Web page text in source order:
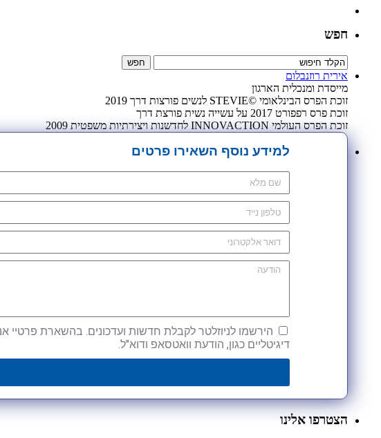
חפש
אירית רוזנבלום
מייסדת ומנכלית הארגון
זוכת הפרס הבינלאומי ©STEVIE לנשים פורצות דרך 2019
זוכת פרס רפפורט 2017 על עשייה נשית פורצת דרך
זוכת הפרס העולמי INNOVACTION לחדשנות ויצירתיות משפטית 2009
למידע נוסף השאירו פרטים
הירשמו לניוזלטר לקבלת חדשות ועדכונים. בהשארת פרטיי
דיגיטליים כגון, הודעת וואטסאפ ודוא"ל.
הצטרפו אלינו